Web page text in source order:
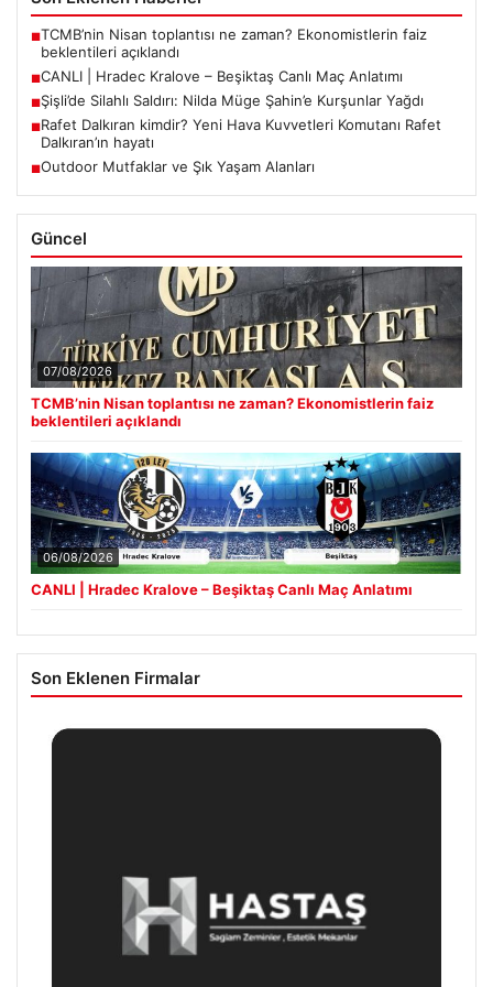
■TCMB’nin Nisan toplantısı ne zaman? Ekonomistlerin faiz
beklentileri açıklandı
■CANLI | Hradec Kralove – Beşiktaş Canlı Maç Anlatımı
■Şişli’de Silahlı Saldırı: Nilda Müge Şahin’e Kurşunlar Yağdı
■Rafet Dalkıran kimdir? Yeni Hava Kuvvetleri Komutanı Rafet
Dalkıran’ın hayatı
■Outdoor Mutfaklar ve Şık Yaşam Alanları
Güncel
07/08/2026
TCMB’nin Nisan toplantısı ne zaman? Ekonomistlerin faiz
beklentileri açıklandı
06/08/2026
CANLI | Hradec Kralove – Beşiktaş Canlı Maç Anlatımı
Son Eklenen Firmalar